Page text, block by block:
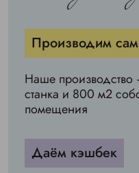
Производим
Наше производство
станка и 800 м2
помещения
Даём кэшбек